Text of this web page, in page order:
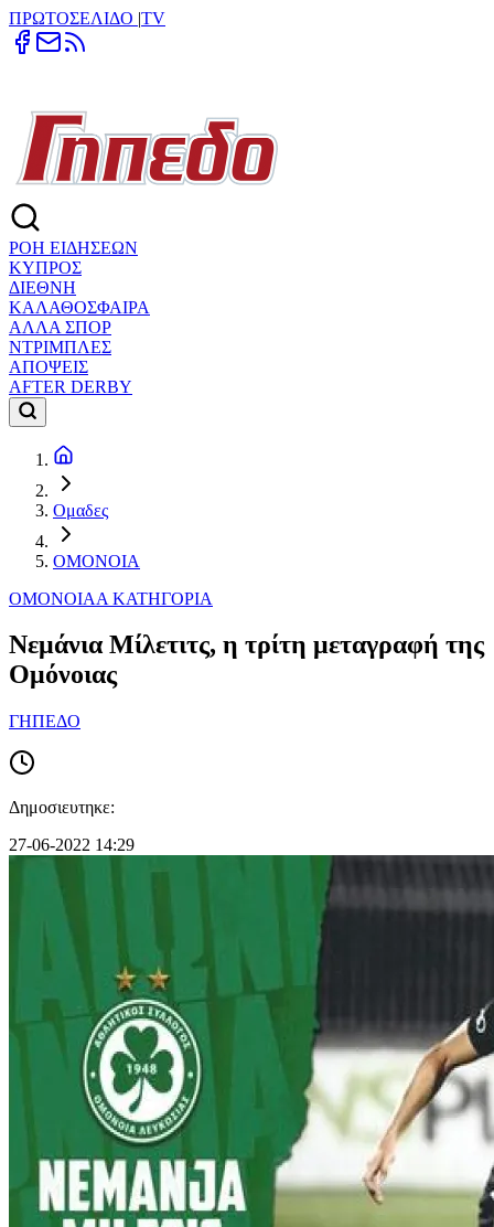
ΠΡΩΤΟΣΕΛΙΔΟ |TV
ΡΟΗ ΕΙΔΗΣΕΩΝ
ΚΥΠΡΟΣ
ΔΙΕΘΝΗ
ΚΑΛΑΘΟΣΦΑΙΡΑ
ΑΛΛΑ ΣΠΟΡ
ΝΤΡΙΜΠΛΕΣ
ΑΠΟΨΕΙΣ
AFTER DERBY
Ομαδες
ΟΜΟΝΟΙΑ
ΟΜΟΝΟΙΑΑ ΚΑΤΗΓΟΡΙΑ
Νεμάνια Mίλετιτς, η τρίτη μεταγραφή της
Ομόνοιας
ΓΗΠΕΔΟ
Δημοσιευτηκε:
27-06-2022 14:29